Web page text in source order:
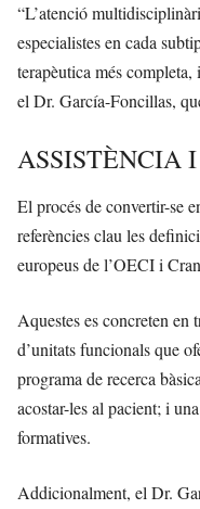
“L’atenció
especialistes en cada
terapèutica més
el Dr. García-Foncillas,
ASSISTÈNCIA
El procés de convertir-se
referències clau les
europeus de l’OECI i
Aquestes es concreten
d’unitats funcionals que
programa de recerca
acostar-les al pacient; i
formatives.
Addicionalment, el Dr.